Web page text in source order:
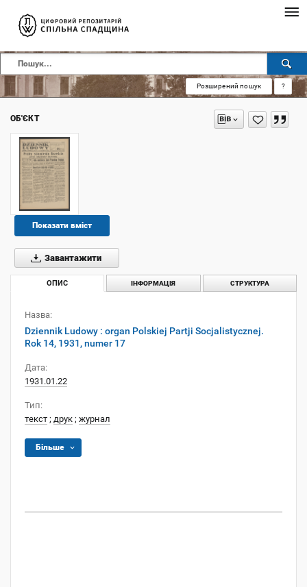
Розширений пошук ?
ОБ'ЄКТ
Показати вміст
Завантажити
ОПИС ІНФОРМАЦІЯ СТРУКТУРА
Назва:
Dziennik Ludowy : organ Polskiej Partji Socjalistycznej.
Rok 14, 1931, numer 17
Дата:
1931.01.22
Тип:
текст ; друк ; журнал
Більше